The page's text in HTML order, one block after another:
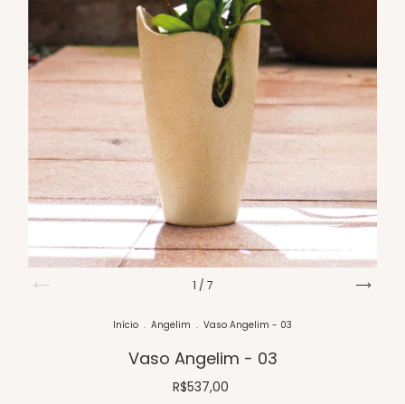
1 / 7
Início . Angelim . Vaso Angelim - 03
Vaso Angelim - 03
R$537,00